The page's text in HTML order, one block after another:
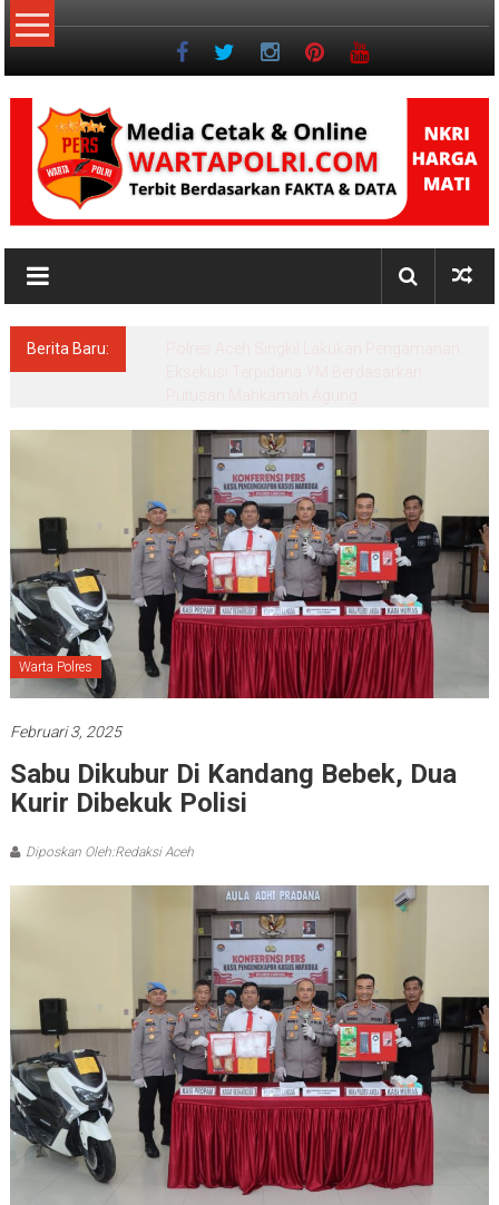
Lompat
ke
NKRI
Jurnalisme
Berita Baru:
Warta Polres
Februari 3, 2025
Sabu Dikubur Di Kandang Bebek, Dua
Kurir Dibekuk Polisi
Diposkan Oleh:Redaksi Aceh